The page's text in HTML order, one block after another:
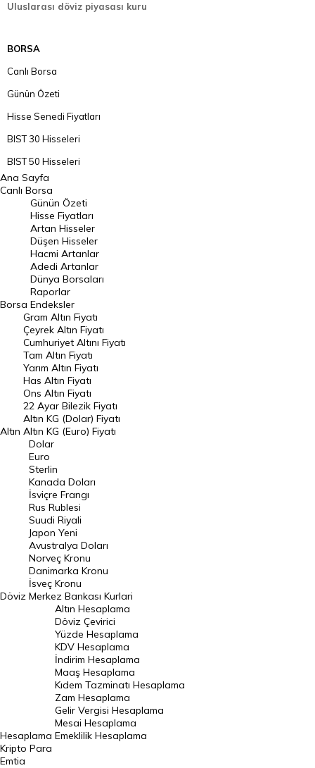
Uluslarası döviz piyasası kuru
BORSA
Canlı Borsa
Günün Özeti
Hisse Senedi Fiyatları
BIST 30 Hisseleri
BIST 50 Hisseleri
BIST 100 Hisseleri
En Çok Artan Hisseler
En Çok Düşen Hisseler
Hacmi Artanlar
Geçmiş Kapanışlar
Dünya Borsaları
Raporlar
Endeksler
DÖVİZ
Döviz Kuru
Dolar Kuru
Euro Kuru
Pound Kuru
Frank Kuru
Riyal Kuru
Avustralya Doları
Danimarka Kronu Kuru
Kanada Doları Kuru
Norveç Kronu Kuru
İsveç Kronu Kuru
Japon Yeni Kuru
Serbest Piyasa Döviz Kurları
Merkez Bankası Döviz Kurları
Altın Fiyatları
Gram Altın Fiyatı
Ana Sayfa
Canlı Borsa
Borsa
Günün Özeti
Hisse Fiyatları
Artan Hisseler
Düşen Hisseler
Hacmi Artanlar
Adedi Artanlar
Dünya Borsaları
Raporlar
Endeksler
Altın
Gram Altın Fiyatı
Çeyrek Altın Fiyatı
Cumhuriyet Altını Fiyatı
Tam Altın Fiyatı
Yarım Altın Fiyatı
Has Altın Fiyatı
Ons Altın Fiyatı
22 Ayar Bilezik Fiyatı
Altın KG (Dolar) Fiyatı
Altın KG (Euro) Fiyatı
Döviz
Dolar
Euro
Sterlin
Kanada Doları
İsviçre Frangı
Rus Rublesi
Suudi Riyali
Japon Yeni
Avustralya Doları
Norveç Kronu
Danimarka Kronu
İsveç Kronu
Merkez Bankası Kurlari
Hesaplama
Altın Hesaplama
Döviz Çevirici
Yüzde Hesaplama
KDV Hesaplama
İndirim Hesaplama
Maaş Hesaplama
Kıdem Tazminatı Hesaplama
Zam Hesaplama
Gelir Vergisi Hesaplama
Mesai Hesaplama
Emeklilik Hesaplama
Kripto Para
Emtia